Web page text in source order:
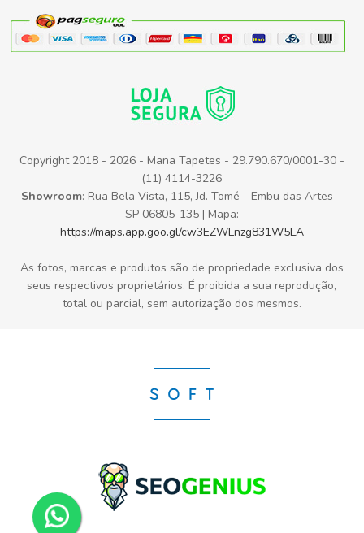
Copyright 2018 - 2026 - Mana Tapetes - 29.790.670/0001-30 -
(11) 4114-3226
Showroom: Rua Bela Vista, 115, Jd. Tomé - Embu das Artes –
SP 06805-135 | Mapa:
https://maps.app.goo.gl/cw3EZWLnzg831W5LA
As fotos, marcas e produtos são de propriedade exclusiva dos
seus respectivos proprietários. É proibida a sua reprodução,
total ou parcial, sem autorização dos mesmos.